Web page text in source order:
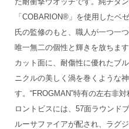
「COBARION®」を使用したベ
氏の監修のもと、職人が一つ一
唯一無二の個性と輝きを放ちま
カット面に、耐傷性に優れたブ
ニクルの美しく渦を巻くような
す。“FROGMAN”特有の左右非
ロントビスには、57面ラウンド
ルーサファイアが配され、ラグ